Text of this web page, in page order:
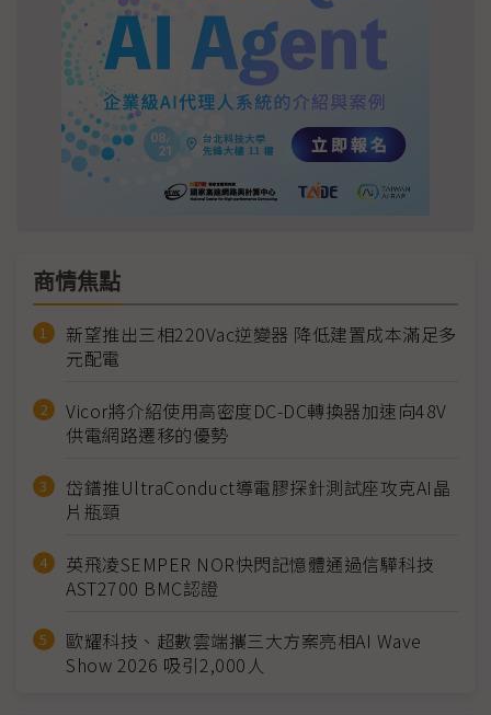
商情焦點
新望推出三相220Vac逆變器 降低建置成本滿足多
元配電
Vicor將介紹使用高密度DC-DC轉換器加速向48V
供電網路遷移的優勢
岱鐠推UltraConduct導電膠探針測試座攻克AI晶
片瓶頸
英飛凌SEMPER NOR快閃記憶體通過信驊科技
AST2700 BMC認證
歐耀科技、超數雲端攜三大方案亮相AI Wave
Show 2026 吸引2,000人